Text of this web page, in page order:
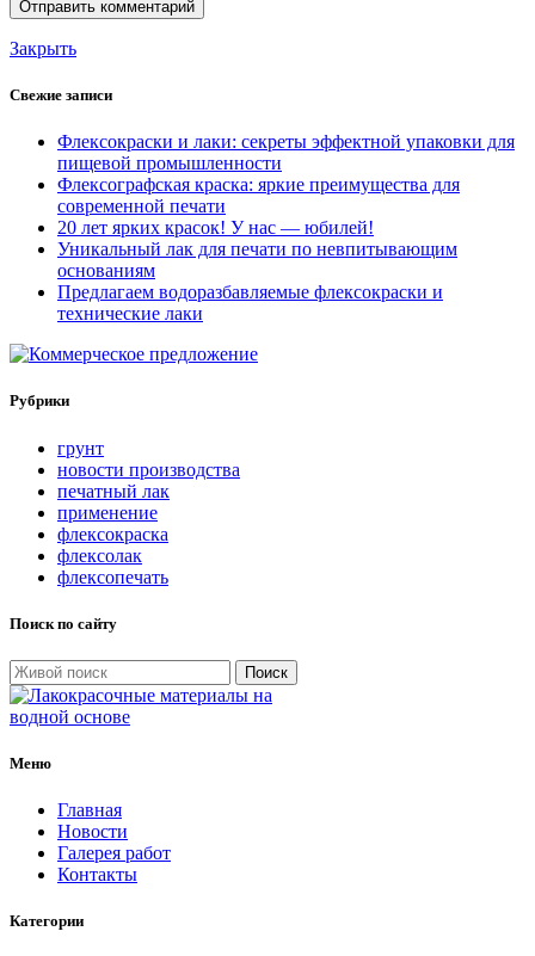
Закрыть
Свежие записи
Флексокраски и лаки: секреты эффектной упаковки для
пищевой промышленности
Флексографская краска: яркие преимущества для
современной печати
20 лет ярких красок! У нас — юбилей!
Уникальный лак для печати по невпитывающим
основаниям
Предлагаем водоразбавляемые флексокраски и
технические лаки
Рубрики
грунт
новости производства
печатный лак
применение
флексокраска
флексолак
флексопечать
Поиск по сайту
Поиск
Меню
Главная
Новости
Галерея работ
Контакты
Категории